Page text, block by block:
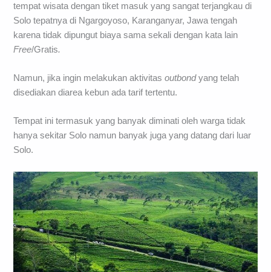
tempat wisata dengan tiket masuk yang sangat terjangkau di
Solo tepatnya di Ngargoyoso, Karanganyar, Jawa tengah
karena tidak dipungut biaya sama sekali dengan kata lain
Free/Gratis.
Namun, jika ingin melakukan aktivitasoutbondyang telah
disediakan diarea kebun ada tarif tertentu.
Tempat ini termasuk yang banyak diminati oleh warga tidak
hanya sekitar Solo namun banyak juga yang datang dari luar
Solo.